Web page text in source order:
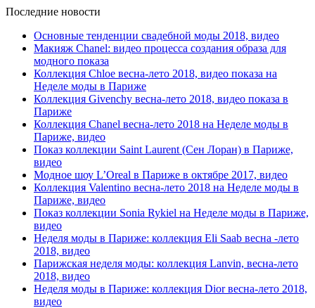
Последние новости
Основные тенденции свадебной моды 2018, видео
Макияж Chanel: видео процесса создания образа для
модного показа
Коллекция Chloe весна-лето 2018, видео показа на
Неделе моды в Париже
Коллекция Givenchy весна-лето 2018, видео показа в
Париже
Коллекция Chanel весна-лето 2018 на Неделе моды в
Париже, видео
Показ коллекции Saint Laurent (Сен Лоран) в Париже,
видео
Модное шоу L’Oreal в Париже в октябре 2017, видео
Коллекция Valentino весна-лето 2018 на Неделе моды в
Париже, видео
Показ коллекции Sonia Rykiel на Неделе моды в Париже,
видео
Неделя моды в Париже: коллекция Eli Saab весна -лето
2018, видео
Парижская неделя моды: коллекция Lanvin, весна-лето
2018, видео
Неделя моды в Париже: коллекция Dior весна-лето 2018,
видео